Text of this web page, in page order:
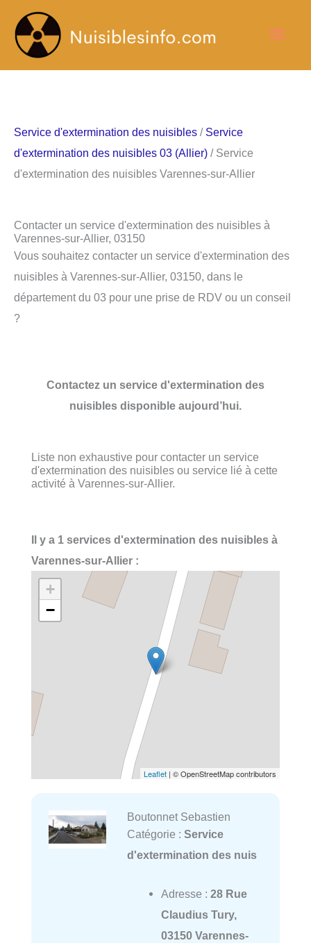
contenu
Service d'extermination des nuisibles / Service
d'extermination des nuisibles 03 (Allier) / Service
d'extermination des nuisibles Varennes-sur-Allier
Contacter un service d'extermination des nuisibles à
Varennes-sur-Allier, 03150
Vous souhaitez contacter un service d'extermination des
nuisibles à Varennes-sur-Allier, 03150, dans le
département du 03 pour une prise de RDV ou un conseil
?
Contactez un service d'extermination des
nuisibles disponible aujourd’hui.
Liste non exhaustive pour contacter un service
d'extermination des nuisibles ou service lié à cette
activité à Varennes-sur-Allier.
Il y a 1 services d'extermination des nuisibles à
Varennes-sur-Allier :
+
−
Leaflet | © OpenStreetMap contributors
Boutonnet Sebastien
Catégorie : Service
d'extermination des nuis
Adresse : 28 Rue
Claudius Tury,
03150 Varennes-